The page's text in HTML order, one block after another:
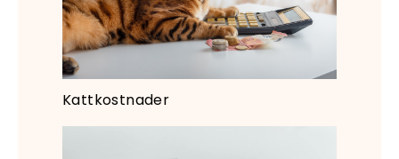
Kattkostnader